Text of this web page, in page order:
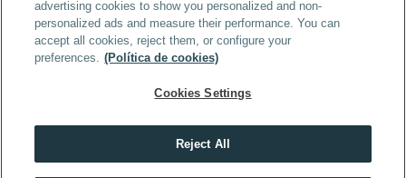
Iniciar sesión
Acerca de Supera
© 2026 Supera · All rights reserved
Obtén toda la información que necesitas sobre SUPERA
advertising cookies to show you personalized and non-
personalized ads and measure their performance. You can
accept all cookies, reject them, or configure your
preferences. (Política de cookies)
Cookies Settings
Reject All